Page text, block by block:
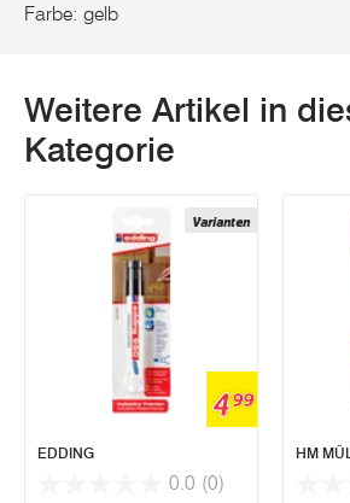
Farbe: gelb
Weitere Artikel in
Kategorie
Varianten
499
EDDING
0.0 (0)
HM